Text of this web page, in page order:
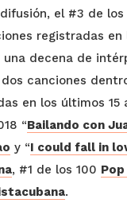
el #3 de
registradas en
una decena de
canciones
en los últimos 15
“Bailando con
y “I could fall in
, #1 de los 100
.